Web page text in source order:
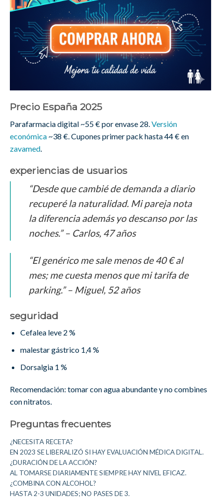
Precio España 2025
Parafarmacia digital ~55 € por envase 28. Versión
económica ~38 €. Cupones primer pack hasta 44 € en
zavamed
experiencias de usuarios
“Desde que cambié de demanda a diario
recuperé la naturalidad. Mi pareja nota
la diferencia además yo descanso por las
noches.” – Carlos, 47 años
“El genérico me sale menos de 40 € al
mes; me cuesta menos que mi tarifa de
parking.” – Miguel, 52 años
seguridad
Cefalea leve 2 %
malestar gástrico 1,4 %
Dorsalgia 1 %
Recomendación: tomar con agua abundante y no combines
con nitratos.
Preguntas frecuentes
¿NECESITA RECETA?
EN 2023 SE LIBERALIZÓ SI HAY EVALUACIÓN MÉDICA DIGITAL.
¿DURACIÓN DE LA ACCIÓN?
AL TOMARSE DIARIAMENTE SIEMPRE HAY NIVEL EFICAZ.
¿COMBINA CON ALCOHOL?
HASTA 2-3 UNIDADES; NO PASES DE 3.